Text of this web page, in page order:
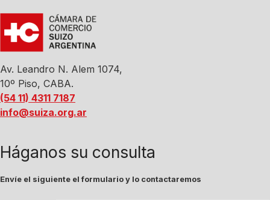
Av. Leandro N. Alem 1074,
10º Piso, CABA.
(54 11) 4311 7187
info@suiza.org.ar
Háganos su consulta
Envíe el siguiente el formulario y lo contactaremos